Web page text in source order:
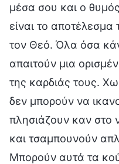
μέσα σου και ο
είναι το
τον Θεό. Όλα όσα
απαιτούν μια
της καρδιάς τους.
δεν μπορούν να
πλησιάζουν καν στο
και τσαμπουνούν
Μπορούν αυτά τα